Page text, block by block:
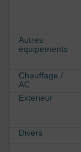
Autres
équipements
Chauffage /
AC
Exterieur
Divers